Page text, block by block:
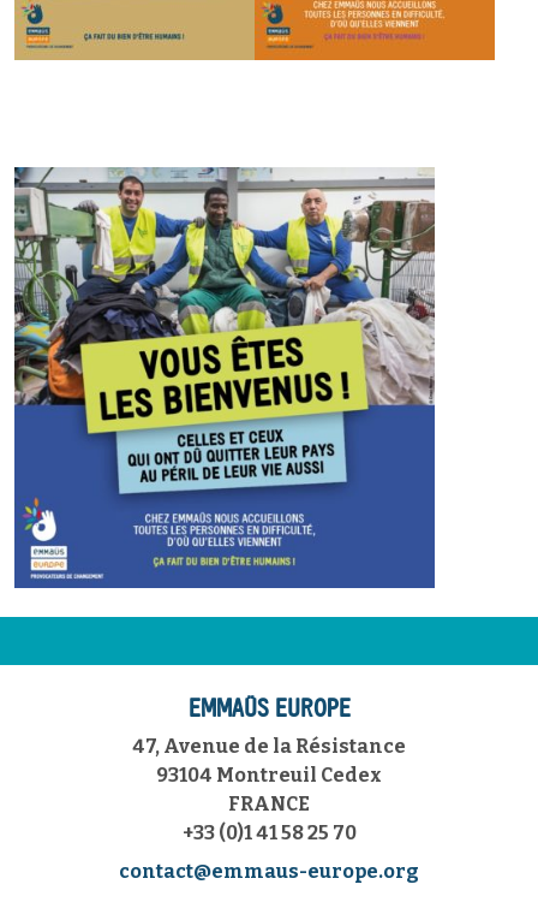
EMMAÜS EUROPE
47, Avenue de la Résistance
93104 Montreuil Cedex
FRANCE
+33 (0)1 41 58 25 70
contact@emmaus-europe.org